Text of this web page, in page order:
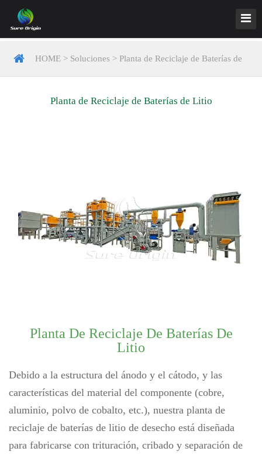
HOME > Soluciones > Planta de Reciclaje de Baterías de
Planta de Reciclaje de Baterías de Litio
Planta De Reciclaje De Baterías De
Litio
Debido a la estructura del ánodo y el cátodo, y las
características del material del componente (cobre,
aluminio, polvo de cobalto, etc.), nuestra planta de
reciclaje de baterías de litio de desecho está diseñada
para fabricarse con trituración, cribado y separación de